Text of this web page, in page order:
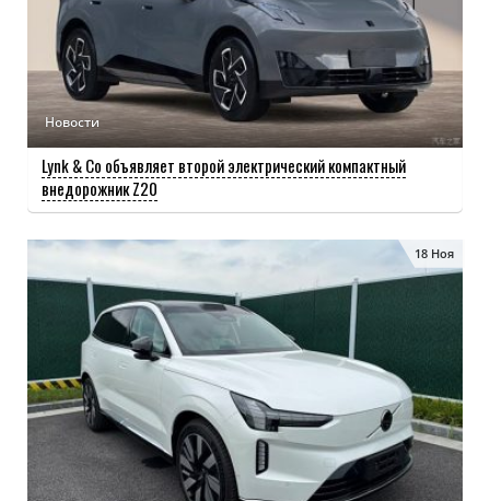
Новости
Lynk & Co объявляет второй электрический компактный
внедорожник Z20
18 Ноя